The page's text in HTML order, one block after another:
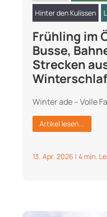
Hinter den Kulissen
Frühling im
Busse,
Strecken
Winter ade – Volle
Artikel lesen...
13. Apr. 2026 | 4 min.